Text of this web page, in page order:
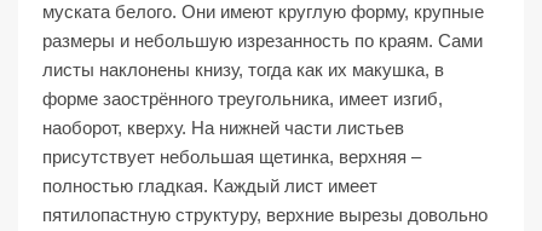
муската белого. Они имеют круглую форму, крупные
размеры и небольшую изрезанность по краям. Сами
листы наклонены книзу, тогда как их макушка, в
форме заострённого треугольника, имеет изгиб,
наоборот, кверху. На нижней части листьев
присутствует небольшая щетинка, верхняя –
полностью гладкая. Каждый лист имеет
пятилопастную структуру, верхние вырезы довольно